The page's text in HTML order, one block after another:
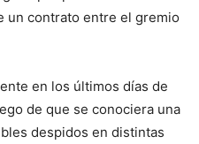
un contrato entre el gremio
en los últimos días de
de que se conociera una
despidos en distintas